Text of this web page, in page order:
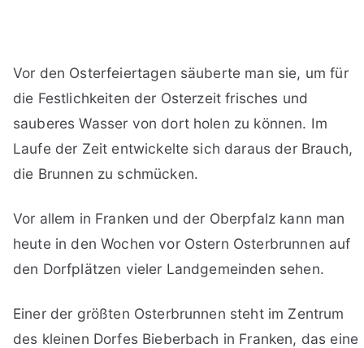
Vor den Osterfeiertagen säuberte man sie, um für
die Festlichkeiten der Osterzeit frisches und
sauberes Wasser von dort holen zu können. Im
Laufe der Zeit entwickelte sich daraus der Brauch,
die Brunnen zu schmücken.
Vor allem in Franken und der Oberpfalz kann man
heute in den Wochen vor Ostern Osterbrunnen auf
den Dorfplätzen vieler Landgemeinden sehen.
Einer der größten Osterbrunnen steht im Zentrum
des kleinen Dorfes Bieberbach in Franken, das eine